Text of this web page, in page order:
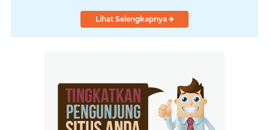
Pendidikan, hingga Investasi
Lihat Selengkapnya